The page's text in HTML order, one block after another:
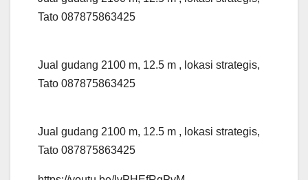
Tato 087875863425
Jual gudang 2100 m, 12.5 m , lokasi strategis,
Tato 087875863425
Jual gudang 2100 m, 12.5 m , lokasi strategis,
Tato 087875863425